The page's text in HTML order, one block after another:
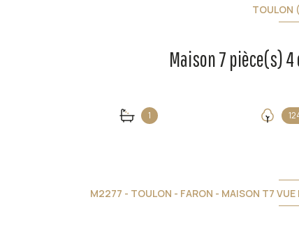
TOULON
1
M2277 - TOULON - FARON - MAISON T7 VUE